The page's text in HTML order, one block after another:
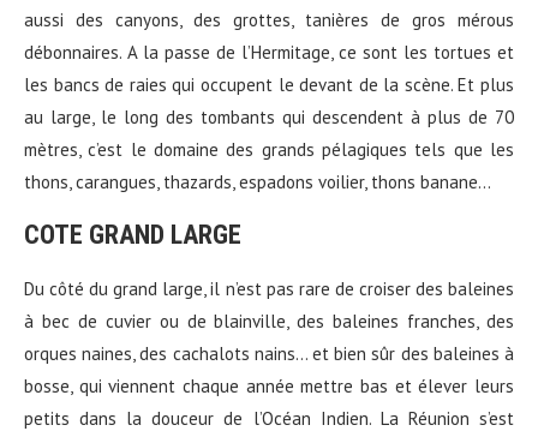
aussi des canyons, des grottes, tanières de gros mérous
débonnaires. A la passe de l’Hermitage, ce sont les tortues et
les bancs de raies qui occupent le devant de la scène. Et plus
au large, le long des tombants qui descendent à plus de 70
mètres, c’est le domaine des grands pélagiques tels que les
thons, carangues, thazards, espadons voilier, thons banane…
COTE GRAND LARGE
Du côté du grand large, il n’est pas rare de croiser des baleines
à bec de cuvier ou de blainville, des baleines franches, des
orques naines, des cachalots nains… et bien sûr des baleines à
bosse, qui viennent chaque année mettre bas et élever leurs
petits dans la douceur de l’Océan Indien. La Réunion s’est